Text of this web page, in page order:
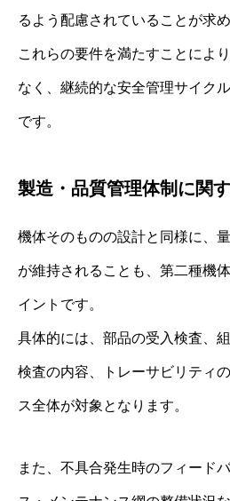
るよう配慮されていることが求め
これらの要件を満たすことによ
なく、継続的な安全管理サイク
です。
製造・品質管理体制に関
機体そのものの設計と同様に、
が維持されることも、第二種機
イントです。
具体的には、部品の受入検査、
検査の内容、トレーサビリティ
ス全体が対象となります。
また、不具合発生時のフィード